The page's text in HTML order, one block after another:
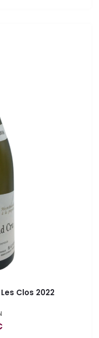
Les Clos 2022